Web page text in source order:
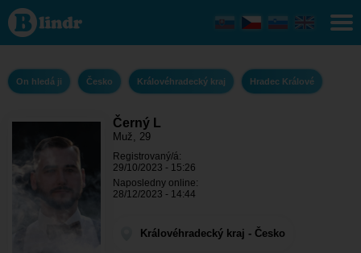
Černý L - On
hledá ji
Královéhradecký
kraj - Hradec
On hledá ji Česko Královéhradecký kraj Hradec Králové
Černý L
Muž, 29
Registrovaný/á:
29/10/2023 - 15:26
Naposledny online:
28/12/2023 - 14:44
Královéhradecký kraj - Česko